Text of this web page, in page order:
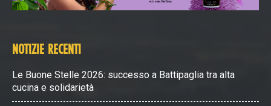
NOTIZIE RECENTI
Le Buone Stelle 2026: successo a Battipaglia tra alta
cucina e solidarietà